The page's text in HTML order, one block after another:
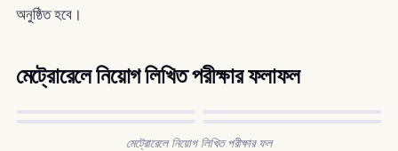
অনুষ্ঠিত হবে।
মেট্রোরেলে নিয়োগ লিখিত পরীক্ষার ফলাফল
মেট্রোরেলে নিয়োগ লিখিত পরীক্ষার ফল